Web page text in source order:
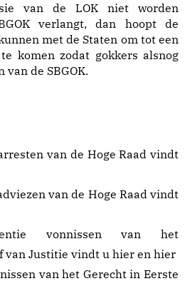
van de LOK niet worden
verlangt, dan hoopt de
met de Staten om tot een
komen zodat gokkers alsnog
de SBGOK.
van de Hoge Raad vindt
van de Hoge Raad vindt
vonnissen van het
van Justitie vindt u hier en hier
van het Gerecht in Eerste